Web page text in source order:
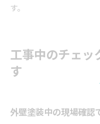
す。
工事中のチェッ
す
外壁塗装中の現場確認